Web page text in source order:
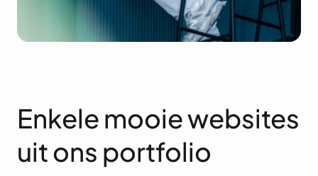
Enkele mooie websites
uit ons portfolio